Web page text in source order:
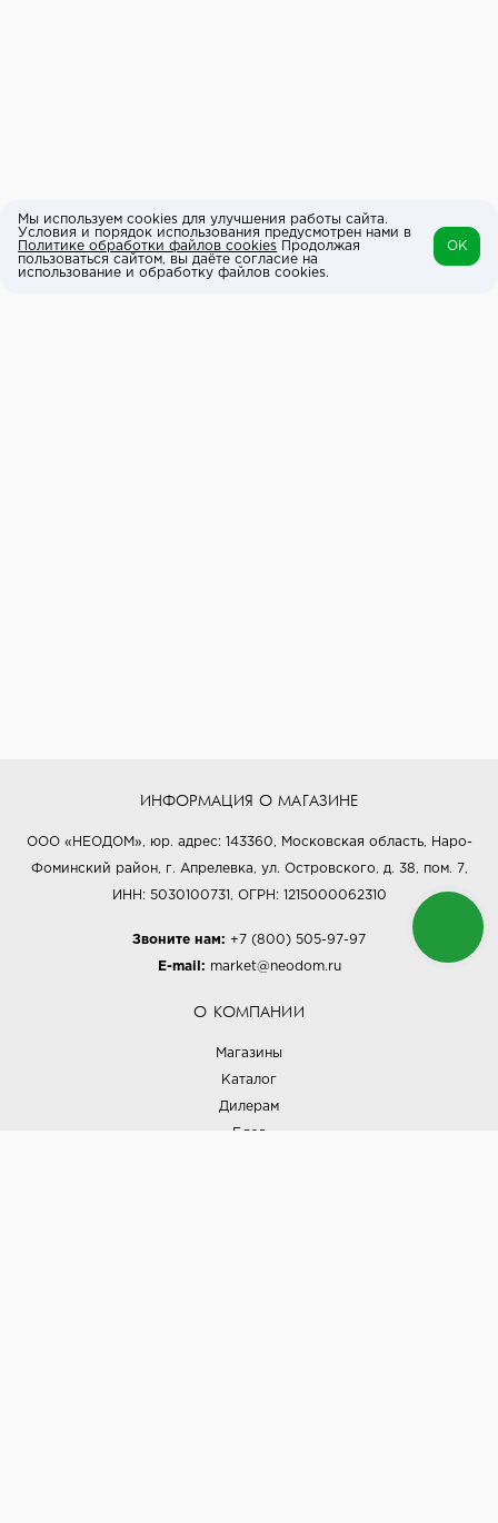
ИНФОРМАЦИЯ О МАГАЗИНЕ
ООО «НЕОДОМ», юр. адрес: 143360, Московская область, Наро-
Фоминский район, г. Апрелевка, ул. Островского, д. 38, пом. 7,
ИНН: 5030100731, ОГРН: 1215000062310
Звоните нам: +7 (800) 505-97-97
E-mail: market@neodom.ru
О КОМПАНИИ
Магазины
Каталог
Дилерам
Блог
Мы используем cookies для улучшения работы сайта.
Условия и порядок использования предусмотрен нами в
Политике обработки файлов cookies Продолжая
пользоваться сайтом, вы даёте согласие на
использование и обработку файлов cookies.
OK